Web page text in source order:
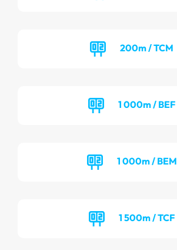
200m / TCM
1 000m / BEF
1 000m / BEM
1 500m / TCF